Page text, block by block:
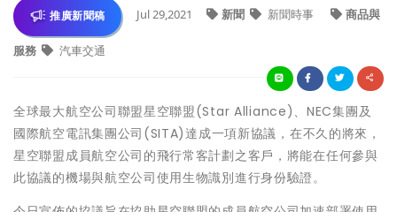
推廣新聞稿 Jul 29,2021 新聞 新聞時事 商品與
服務 汽車交通
全球最大航空公司聯盟星空聯盟(Star Alliance)、NEC集團及
國際航空電訊集團公司(SITA)達成一項新協議，在不久的將來，
星空聯盟成員航空公司的飛行常客計劃之客戶，將能在任何參與
此協議的機場與航空公司使用生物識別進行身份驗證。